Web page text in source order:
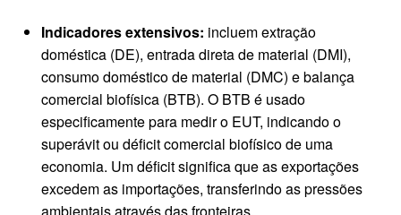
Indicadores extensivos: incluem extração
doméstica (DE), entrada direta de material (DMI),
consumo doméstico de material (DMC) e balança
comercial biofísica (BTB). O BTB é usado
especificamente para medir o EUT, indicando o
superávit ou déficit comercial biofísico de uma
economia. Um déficit significa que as exportações
excedem as importações, transferindo as pressões